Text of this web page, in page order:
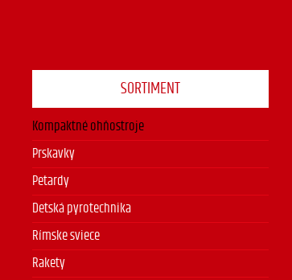
SORTIMENT
Kompaktné ohňostroje
Prskavky
Petardy
Detská pyrotechnika
Rímske sviece
Rakety